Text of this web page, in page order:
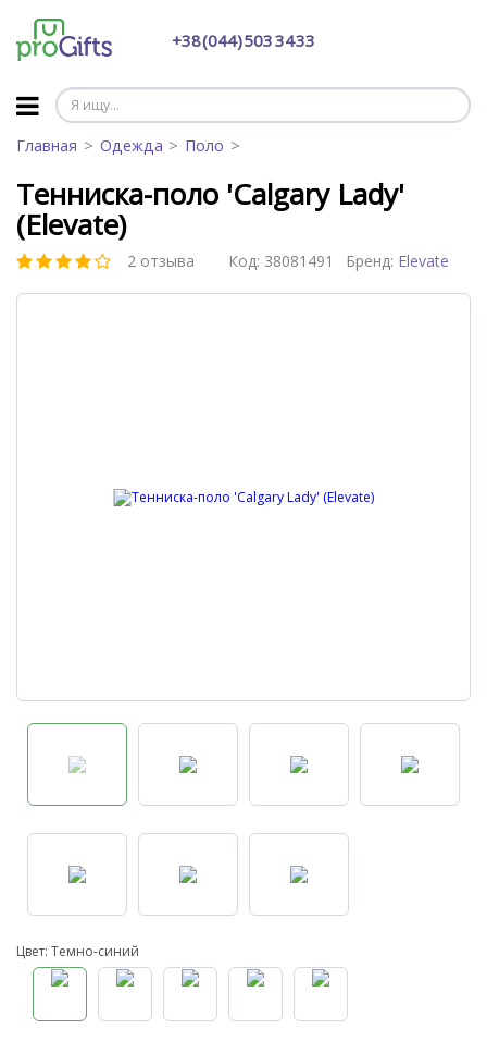
+38 (044) 503 34 33
Главная Одежда Поло
Тенниска-поло 'Calgary Lady'
(Elevate)
2 отзыва Бренд: Elevate
Код: 38081491
Цвет: Темно-синий